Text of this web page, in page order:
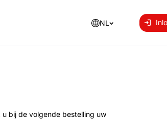
NL
bij de volgende bestelling uw